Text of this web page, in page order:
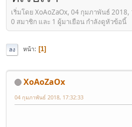
เริ่มโดย XoAoZaOx, 04 กุมภาพันธ์ 2018,
0 สมาชิก และ 1 ผู้มาเยือน กำลังดูหัวข้อนี้
ลง หน้า 1
XoAoZaOx
04 กุมภาพันธ์ 2018, 17:32:33